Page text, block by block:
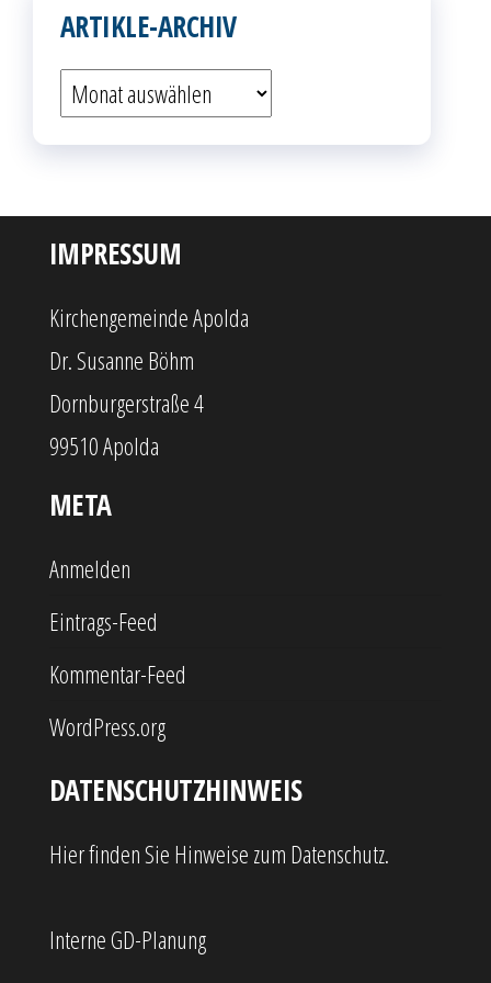
ARTIKLE-ARCHIV
Artikle-
IMPRESSUM
Kirchengemeinde Apolda
Dr. Susanne Böhm
Dornburgerstraße 4
99510 Apolda
META
Anmelden
Eintrags-Feed
Kommentar-Feed
WordPress.org
DATENSCHUTZHINWEIS
Hier finden Sie Hinweise zum Datenschutz.
Interne GD-Planung